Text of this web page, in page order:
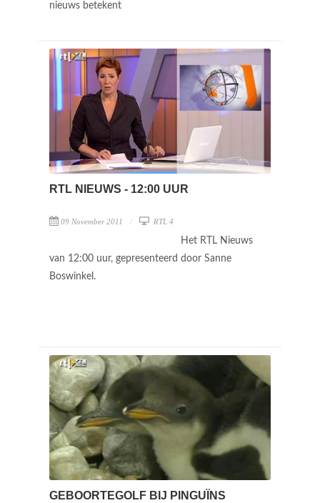
nieuws betekent
RTL NIEUWS - 12:00 UUR
09 November 2011 RTL 4
Het RTL Nieuws
van 12:00 uur, gepresenteerd door Sanne
Boswinkel.
GEBOORTEGOLF BIJ PINGUÏNS